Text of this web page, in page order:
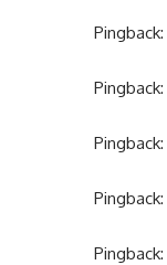
Pingback:
Pingback:
Pingback:
Pingback:
Pingback: